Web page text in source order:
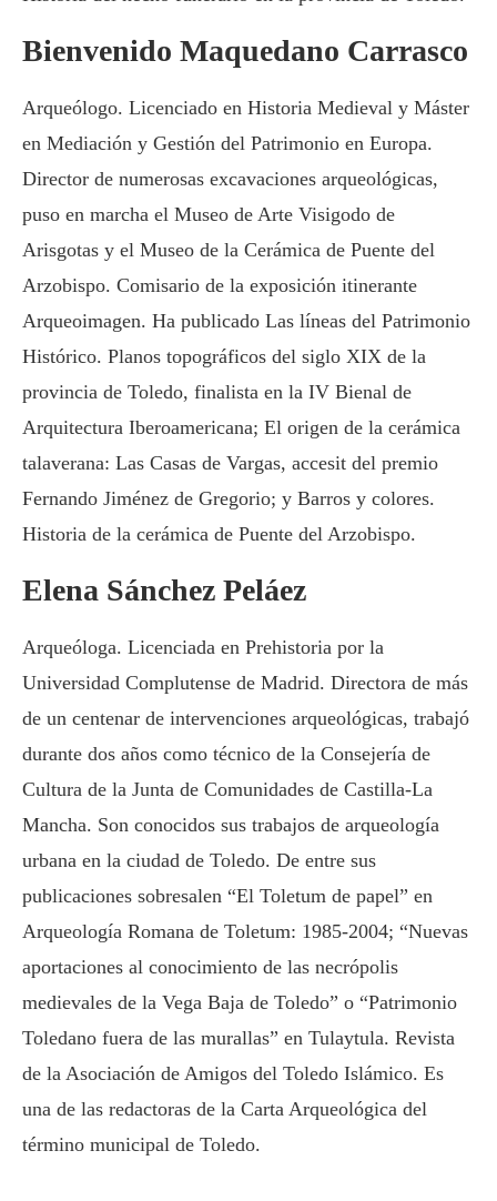
Bienvenido Maquedano Carrasco
Arqueólogo. Licenciado en Historia Medieval y Máster
en Mediación y Gestión del Patrimonio en Europa.
Director de numerosas excavaciones arqueológicas,
puso en marcha el Museo de Arte Visigodo de
Arisgotas y el Museo de la Cerámica de Puente del
Arzobispo. Comisario de la exposición itinerante
Arqueoimagen. Ha publicado Las líneas del Patrimonio
Histórico. Planos topográficos del siglo XIX de la
provincia de Toledo, finalista en la IV Bienal de
Arquitectura Iberoamericana; El origen de la cerámica
talaverana: Las Casas de Vargas, accesit del premio
Fernando Jiménez de Gregorio; y Barros y colores.
Historia de la cerámica de Puente del Arzobispo.
Elena Sánchez Peláez
Arqueóloga. Licenciada en Prehistoria por la
Universidad Complutense de Madrid. Directora de más
de un centenar de intervenciones arqueológicas, trabajó
durante dos años como técnico de la Consejería de
Cultura de la Junta de Comunidades de Castilla-La
Mancha. Son conocidos sus trabajos de arqueología
urbana en la ciudad de Toledo. De entre sus
publicaciones sobresalen “El Toletum de papel” en
Arqueología Romana de Toletum: 1985-2004; “Nuevas
aportaciones al conocimiento de las necrópolis
medievales de la Vega Baja de Toledo” o “Patrimonio
Toledano fuera de las murallas” en Tulaytula. Revista
de la Asociación de Amigos del Toledo Islámico. Es
una de las redactoras de la Carta Arqueológica del
término municipal de Toledo.